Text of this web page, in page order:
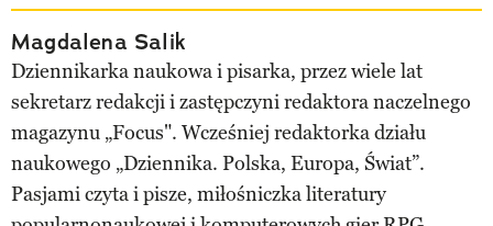
Magdalena Salik
Dziennikarka naukowa i pisarka, przez wiele lat
sekretarz redakcji i zastępczyni redaktora naczelnego
magazynu „Focus". Wcześniej redaktorka działu
naukowego „Dziennika. Polska, Europa, Świat”.
Pasjami czyta i pisze, miłośniczka literatury